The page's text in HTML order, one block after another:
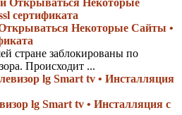
Некоторые Сайты •
стране заблокированы по
Происходит ...
lg Smart tv • Инсталляция с